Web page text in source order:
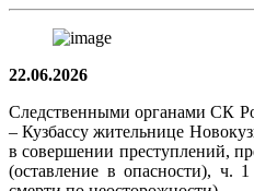
22.06.2026
Следственными органами СК
– Кузбассу жительнице
в совершении преступлений,
(оставление в опасности),